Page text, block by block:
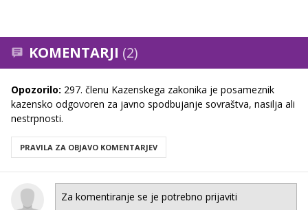
KOMENTARJI (2)
Opozorilo: 297. členu Kazenskega zakonika je posameznik
kazensko odgovoren za javno spodbujanje sovraštva, nasilja ali
nestrpnosti.
PRAVILA ZA OBJAVO KOMENTARJEV